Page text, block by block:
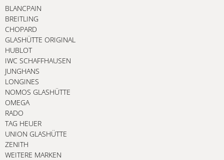
BLANCPAIN
BREITLING
CHOPARD
GLASHÜTTE ORIGINAL
HUBLOT
IWC SCHAFFHAUSEN
JUNGHANS
LONGINES
NOMOS GLASHÜTTE
OMEGA
RADO
TAG HEUER
UNION GLASHÜTTE
ZENITH
WEITERE MARKEN